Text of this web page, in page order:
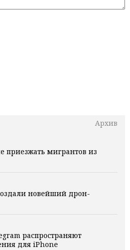
Архив
приезжать мигрантов из
новейший дрон-
распространяют
для iPhone